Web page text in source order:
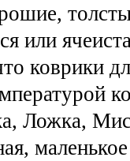
или
коврики
Ложка,